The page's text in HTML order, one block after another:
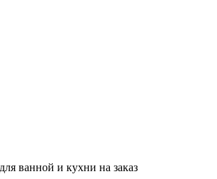
ванной и кухни на заказ